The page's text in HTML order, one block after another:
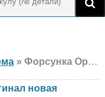
» Форсунка Оригинал 30777502 Volvo, новая
новая